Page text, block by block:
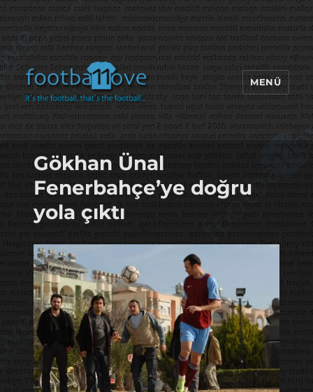
footbaLLove
MENÜ
Gökhan Ünal
Fenerbahçe’ye doğru
yola çıktı